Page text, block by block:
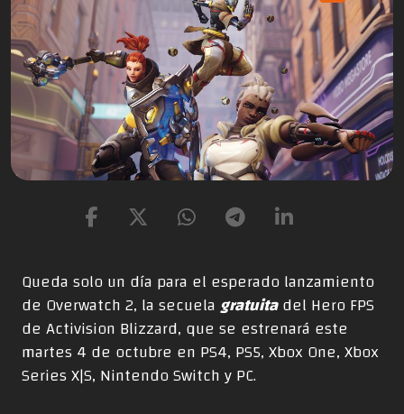
Queda solo un día para el esperado lanzamiento
de Overwatch 2, la secuelagratuitadel Hero FPS
de Activision Blizzard, que se estrenará este
martes 4 de octubre en PS4, PS5, Xbox One, Xbox
Series X|S, Nintendo Switch y PC.